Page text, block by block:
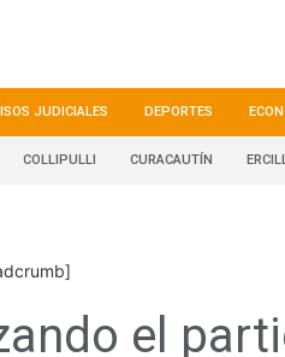
JUDICIALES DEPORTES
COLLIPULLI CURACAUTÍN
el